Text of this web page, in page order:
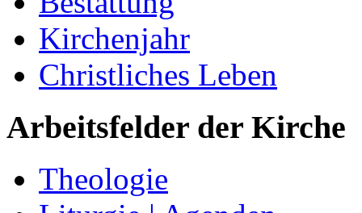
Kirchenjahr
Christliches Leben
Arbeitsfelder der Kirche
Theologie